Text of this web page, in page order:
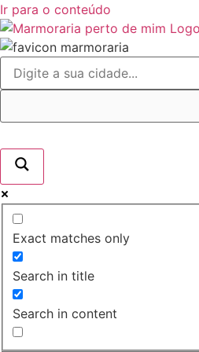
Ir para o conteúdo
Exact matches only
Search in title
Search in content